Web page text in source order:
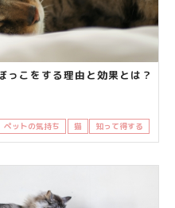
っこをする理由と効果とは？
ペットの気持ち 猫 知って得する